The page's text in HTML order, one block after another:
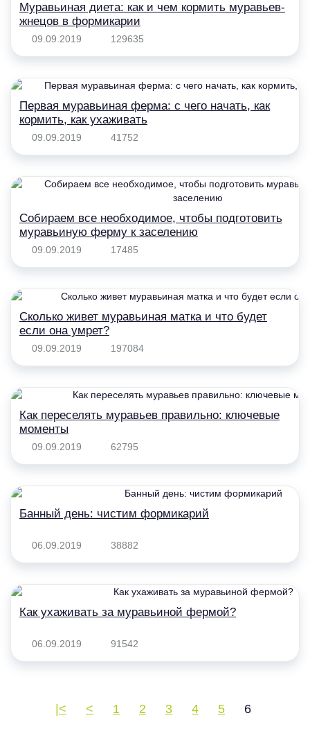
Муравьиная диета: как и чем кормить муравьев-
жнецов в формикарии
09.09.2019 129635
Первая муравьиная ферма: с чего начать, как
кормить, как ухаживать
09.09.2019 41752
Собираем все необходимое, чтобы подготовить
муравьиную ферму к заселению
09.09.2019 17485
Сколько живет муравьиная матка и что будет
если она умрет?
09.09.2019 197084
Как переселять муравьев правильно: ключевые
моменты
09.09.2019 62795
Банный день: чистим формикарий
06.09.2019 38882
Как ухаживать за муравьиной фермой?
06.09.2019 91542
|< < 1 2 3 4 5 6